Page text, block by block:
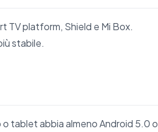
TV platform, Shield e Mi Box.
stabile.
tablet abbia almeno Android 5.0 o